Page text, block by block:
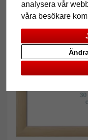
analysera vår
våra besökare
Tillbaka